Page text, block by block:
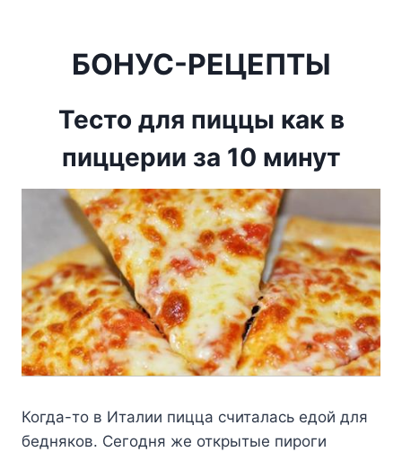
БОНУС-РЕЦЕПТЫ
Тесто для пиццы как в
пиццерии за 10 минут
Когда-то в Италии пицца считалась едой для
бедняков. Сегодня же открытые пироги